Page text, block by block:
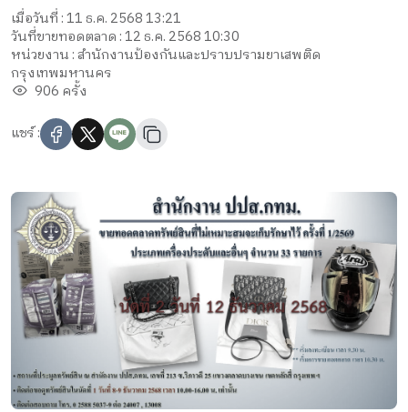
เมื่อวันที่ : 11 ธ.ค. 2568 13:21
วันที่ขายทอดตลาด : 12 ธ.ค. 2568 10:30
หน่วยงาน : สำนักงานป้องกันและปราบปรามยาเสพติด
กรุงเทพมหานคร
906 ครั้ง
แชร์ :